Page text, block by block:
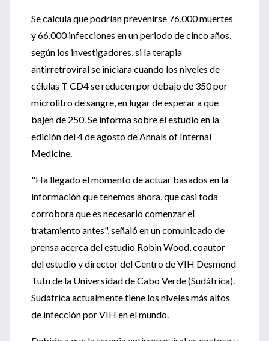
Se calcula que podrían prevenirse 76,000 muertes
y 66,000 infecciones en un periodo de cinco años,
según los investigadores, si la terapia
antirretroviral se iniciara cuando los niveles de
células T CD4 se reducen por debajo de 350 por
microlitro de sangre, en lugar de esperar a que
bajen de 250. Se informa sobre el estudio en la
edición del 4 de agosto de Annals of Internal
Medicine.
"Ha llegado el momento de actuar basados en la
información que tenemos ahora, que casi toda
corrobora que es necesario comenzar el
tratamiento antes", señaló en un comunicado de
prensa acerca del estudio Robin Wood, coautor
del estudio y director del Centro de VIH Desmond
Tutu de la Universidad de Cabo Verde (Sudáfrica).
Sudáfrica actualmente tiene los niveles más altos
de infección por VIH en el mundo.